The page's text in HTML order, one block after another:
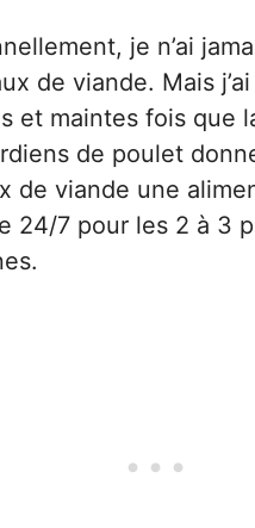
je n’ai
de viande. Mais
et maintes fois que
de poulet
de viande une
24/7 pour les 2 à 3